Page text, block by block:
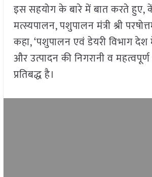
इस सहयोग के बारे में बात करते हुए,
मत्स्यपालन, पशुपालन मंत्री श्री
कहा, ‘पशुपालन एवं डेयरी विभाग देश
और उत्पादन की निगरानी व
प्रतिबद्ध है।